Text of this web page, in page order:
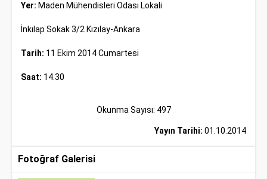
Yer: Maden Mühendisleri Odası Lokali
İnkılap Sokak 3/2 Kızılay-Ankara
Tarih: 11 Ekim 2014 Cumartesi
Saat: 14.30
Okunma Sayısı: 497
Yayın Tarihi: 01.10.2014
Fotoğraf Galerisi